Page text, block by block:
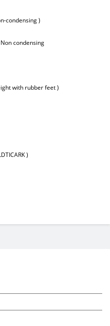
condensing )
condensing
with rubber feet )
)